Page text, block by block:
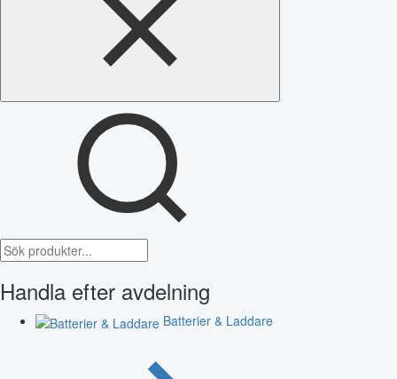
Handla efter avdelning
Batterier & Laddare